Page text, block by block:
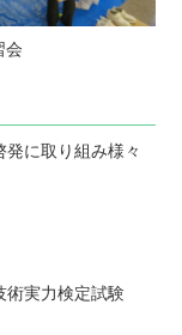
会
に取り組み様々
術実力検定試験